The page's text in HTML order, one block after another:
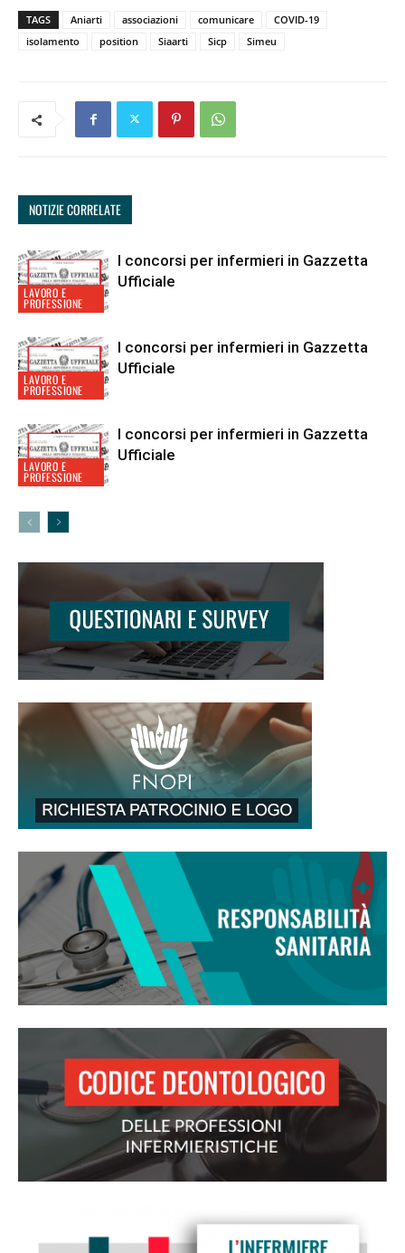
TAGS Aniarti associazioni comunicare
COVID-19
isolamento
position Siaarti Sicp Simeu
NOTIZIE CORRELATE
LAVORO E
PROFESSIONE
I concorsi per infermieri in Gazzetta
Ufficiale
LAVORO E
PROFESSIONE
I concorsi per infermieri in Gazzetta
Ufficiale
LAVORO E
PROFESSIONE
I concorsi per infermieri in Gazzetta
Ufficiale